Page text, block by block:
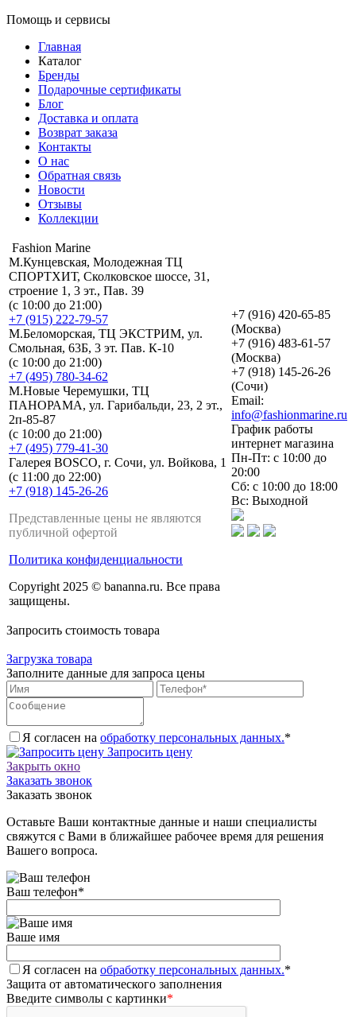
Помощь и сервисы
Главная
Каталог
Бренды
Подарочные сертификаты
Блог
Доставка и оплата
Возврат заказа
Контакты
О нас
Обратная связь
Новости
Отзывы
Коллекции
Fashion Marine
М.Кунцевская, Молодежная ТЦ
СПОРТХИТ, Сколковское шоссе, 31,
строение 1, 3 эт., Пав. 39
(с 10:00 до 21:00)
+7 (915) 222-79-57
М.Беломорская, ТЦ ЭКСТРИМ, ул.
Смольная, 63Б, 3 эт. Пав. К-10
(с 10:00 до 21:00)
+7 (495) 780-34-62
М.Новые Черемушки, ТЦ
ПАНОРАМА, ул. Гарибальди, 23, 2 эт.,
2п-85-87
(с 10:00 до 21:00)
+7 (495) 779-41-30
Галерея BOSCO, г. Сочи, ул. Войкова, 1
(с 11:00 до 22:00)
+7 (918) 145-26-26
Представленные цены не являются
публичной офертой
Политика конфиденциальности
Copyright 2025 © bananna.ru. Все права
защищены.
+7 (916) 420-65-85
(Москва)
+7 (916) 483-61-57
(Москва)
+7 (918) 145-26-26
(Сочи)
Email:
info@fashionmarine.ru
График работы
интернет магазина
Пн-Пт: с 10:00 до
20:00
Сб: с 10:00 до 18:00
Вс: Выходной
Запросить стоимость товара
Загрузка товара
Заполните данные для запроса цены
Я согласен на обработку персональных данных.*
Запросить цену
Закрыть окно
Заказать звонок
Заказать звонок
Оставьте Ваши контактные данные и наши специалисты
свяжутся с Вами в ближайшее рабочее время для решения
Вашего вопроса.
Ваш телефон*
Ваше имя
Я согласен на обработку персональных данных.*
Защита от автоматического заполнения
Введите символы с картинки*